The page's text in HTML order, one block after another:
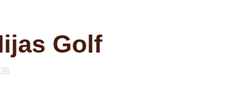
Golf